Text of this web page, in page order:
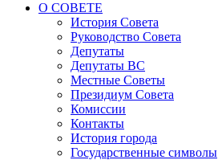
О СОВЕТЕ
История Совета
Руководство Совета
Депутаты
Депутаты ВС
Местные Советы
Президиум Совета
Комиссии
Контакты
История города
Государственные символы